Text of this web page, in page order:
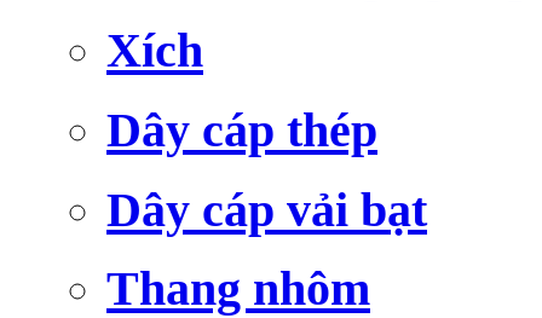
Xích
Dây cáp thép
Dây cáp vải bạt
Thang nhôm